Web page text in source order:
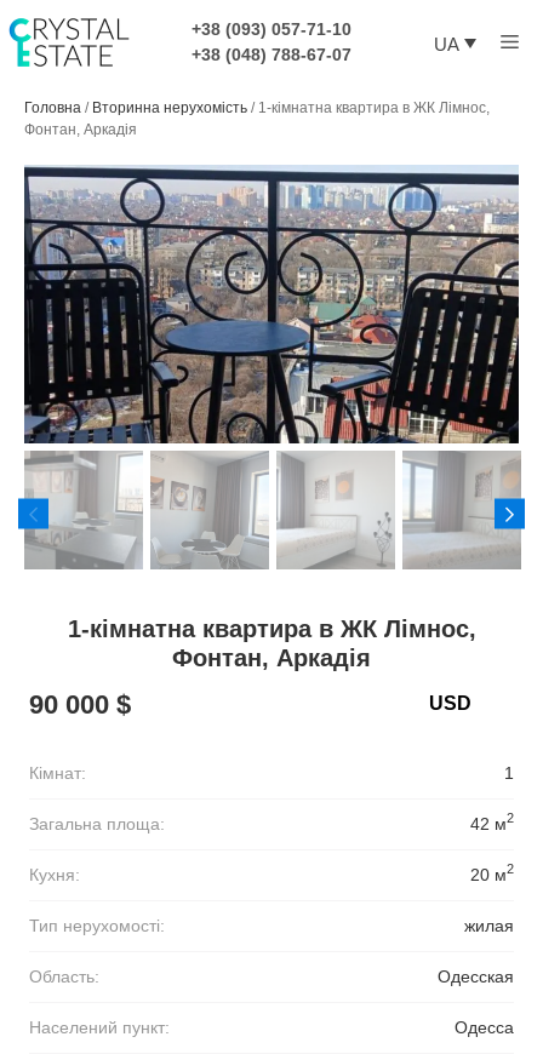
до
контенту
+38 (093) 057-71-10
+38 (048) 788-67-07
UA
Головна / Вторинна нерухомість / 1-кімнатна квартира в ЖК Лімнос,
Фонтан, Аркадія
1-кімнатна квартира в ЖК Лімнос,
Фонтан, Аркадія
90 000 $
Кімнат: 1
Загальна площа: 42 м2
Кухня: 20 м2
Тип нерухомості: жилая
Область: Одесская
Населений пункт: Одесса